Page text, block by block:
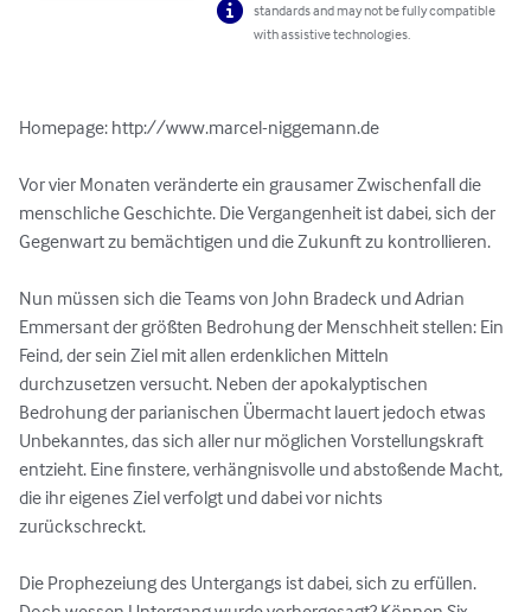
standards and may not be fully compatible
with assistive technologies.
Homepage: http://www.marcel-niggemann.de
Vor vier Monaten veränderte ein grausamer Zwischenfall die
menschliche Geschichte. Die Vergangenheit ist dabei, sich der
Gegenwart zu bemächtigen und die Zukunft zu kontrollieren.
Nun müssen sich die Teams von John Bradeck und Adrian
Emmersant der größten Bedrohung der Menschheit stellen: Ein
Feind, der sein Ziel mit allen erdenklichen Mitteln
durchzusetzen versucht. Neben der apokalyptischen
Bedrohung der parianischen Übermacht lauert jedoch etwas
Unbekanntes, das sich aller nur möglichen Vorstellungskraft
entzieht. Eine finstere, verhängnisvolle und abstoßende Macht,
die ihr eigenes Ziel verfolgt und dabei vor nichts
zurückschreckt.
Die Prophezeiung des Untergangs ist dabei, sich zu erfüllen.